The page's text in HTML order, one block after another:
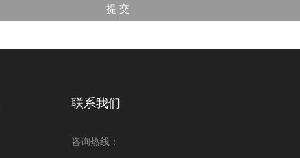
联系我们
咨询热线：